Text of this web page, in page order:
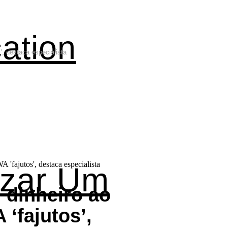
Um
destaca especialista
dinheiro ao